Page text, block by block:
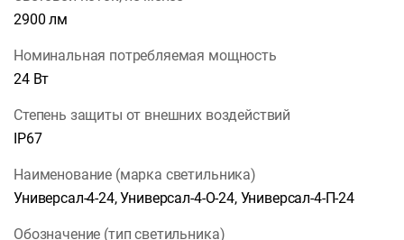
2900 лм
Номинальная потребляемая мощность
24 Вт
Степень защиты от внешних воздействий
IP67
Наименование (марка светильника)
Универсал-4-24, Универсал-4-О-24, Универсал-4-П-24
Обозначение (тип светильника)